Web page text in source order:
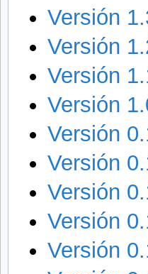
Versión
Versión
Versión
Versión
Versión
Versión
Versión
Versión
Versión